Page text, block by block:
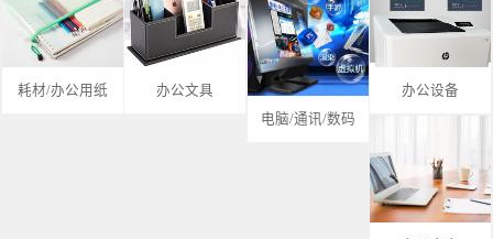
耗材/办公用纸
办公文具
电脑/通讯/数码
办公设备